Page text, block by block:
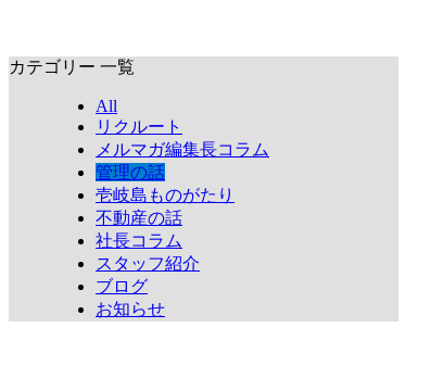
カテゴリー 一覧
All
リクルート
メルマガ編集長コラム
管理の話
壱岐島ものがたり
不動産の話
社長コラム
スタッフ紹介
ブログ
お知らせ